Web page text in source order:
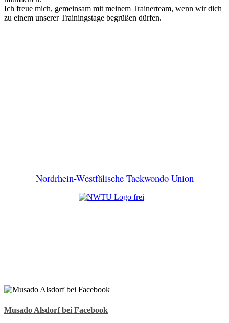
Ich freue mich, gemeinsam mit meinem Trainerteam, wenn wir dich
zu einem unserer Trainingstage begrüßen dürfen.
Nordrhein-Westfälische Taekwondo Union
Musado Alsdorf bei Facebook